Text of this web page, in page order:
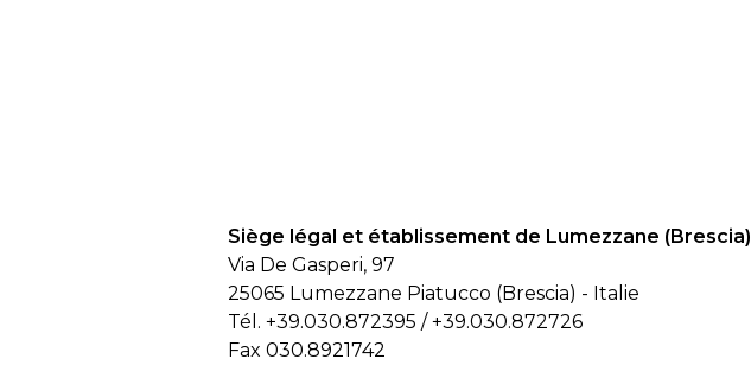
Siège légal et établissement de Lumezzane (Brescia)
Via De Gasperi, 97
25065 Lumezzane Piatucco (Brescia) - Italie
Tél. +39.030.872395 /+39.030.872726
Fax 030.8921742